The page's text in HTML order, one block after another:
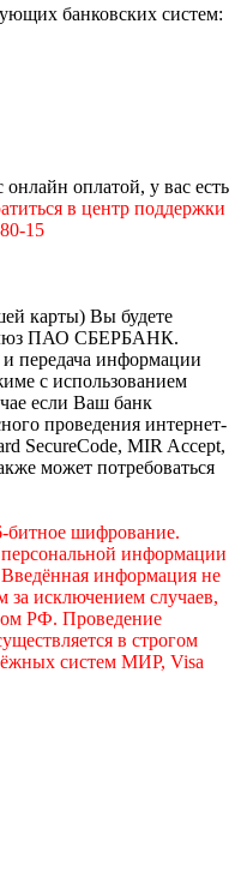
банковских систем:
оплатой, у вас есть
в центр поддержки
15
карты) Вы будете
ПАО СБЕРБАНК.
передача информации
с использованием
если Ваш банк
проведения интернет-
SecureCode, MIR Accept,
может потребоваться
битное шифрование.
информации
информация не
за исключением случаев,
РФ. Проведение
в строгом
систем МИР, Visa